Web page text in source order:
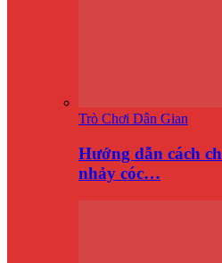
Trò Chơi Dân Gian
Hướng dẫn cách
nhảy cóc…